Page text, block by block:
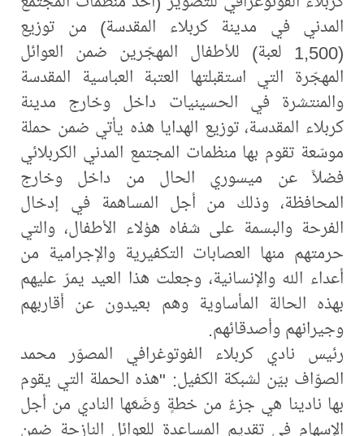
المدني في مدينة كربلاء المقدسة) من توزيع
(1,500 لعبة) للأطفال المهجّرين ضمن العوائل
المهجّرة التي استقبلتها العتبة العباسية المقدسة
والمنتشرة في الحسينيات داخل وخارج مدينة
كربلاء المقدسة، توزيع الهدايا هذه يأتي ضمن حملة
موسّعة تقوم بها منظمات المجتمع المدني الكربلائي
فضلاً عن ميسوري الحال من داخل وخارج
المحافظة، وذلك من أجل المساهمة في إدخال
الفرحة والبسمة على شفاه هؤلاء الأطفال، والتي
حرمتهم منها العصابات التكفيرية والإجرامية من
أعداء الله والإنسانية، وجعلت هذا العيد يمرّ عليهم
بهذه الحالة المأساوية وهم بعيدون عن أقاربهم
وجيرانهم وأصدقائهم.
رئيس نادي كربلاء الفوتوغرافي المصوّر محمد
الصوّاف بيّن لشبكة الكفيل: "هذه الحملة التي يقوم
بها نادينا هي جزءٌ من خطةٍ وَضَعَها النادي من أجل
الإسهام في تقديم المساعدة للعوائل النازحة ضمن